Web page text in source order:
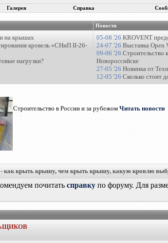
Галерея Справка
Новости
на крышах
кровель «СНиП II-26-
нагрузки?
05-08 '26 KROVENT
24-07 '26 Выставка Open
09-06 '26 Строительство
Новороссийске
27-05 '26 Новинка от
12-05 '26 Сколько стоит
Строительство в России и за рубежом Читать новости
как крыть крышу, чем крыть крышу, какую кровлю
почитатьсправку по форуму. Для